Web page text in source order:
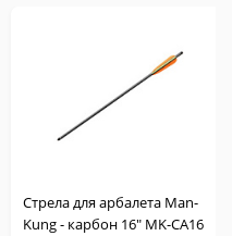
Стрела для арбалета Man-
Kung - карбон 16" MK-CA16